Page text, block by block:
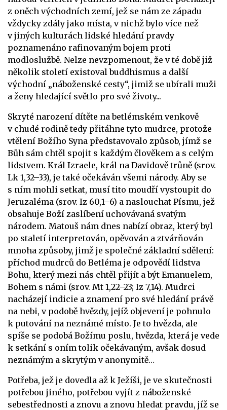
z oněch východních zemí, jež se nám ze západu
vždycky zdály jako místa, v nichž bylo více než
v jiných kulturách lidské hledání pravdy
poznamenáno rafinovaným bojem proti
modloslužbě. Nelze nevzpomenout, že v té době již
několik století existoval buddhismus a další
východní „náboženské cesty“, jimiž se ubírali muži
a ženy hledající světlo pro své životy...
Skryté narození dítěte na betlémském venkově
v chudé rodině tedy přitáhne tyto mudrce, protože
vtělení Božího Syna představovalo způsob, jímž se
Bůh sám chtěl spojit s každým člověkem a s celým
lidstvem. Král Izraele, král na Davidově trůně (srov.
Lk 1,32–33), je také očekáván všemi národy. Aby se
s ním mohli setkat, musí tito moudří vystoupit do
Jeruzaléma (srov. Iz 60,1–6) a naslouchat Písmu, jež
obsahuje Boží zaslíbení uchovávaná svatým
národem. Matouš nám dnes nabízí obraz, který byl
po staletí interpretován, opěvován a ztvárňován
mnoha způsoby, jimž je společné základní sdělení:
příchod mudrců do Betléma je odpovědí lidstva
Bohu, který mezi nás chtěl přijít a být Emanuelem,
Bohem s námi (srov. Mt 1,22–23; Iz 7,14). Mudrci
nacházejí indicie a znamení pro své hledání právě
na nebi, v podobě hvězdy, jejíž objevení je pohnulo
k putování na neznámé místo. Je to hvězda, ale
spíše se podobá Božímu poslu, hvězda, která je vede
k setkání s oním tolik očekávaným, avšak dosud
neznámým a skrytým v anonymitě…
Potřeba, jež je dovedla až k Ježíši, je ve skutečnosti
potřebou jiného, potřebou vyjít z náboženské
sebestřednosti a znovu a znovu hledat pravdu, jíž se